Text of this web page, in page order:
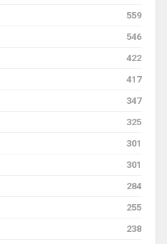
559
546
422
417
347
325
301
301
284
255
238